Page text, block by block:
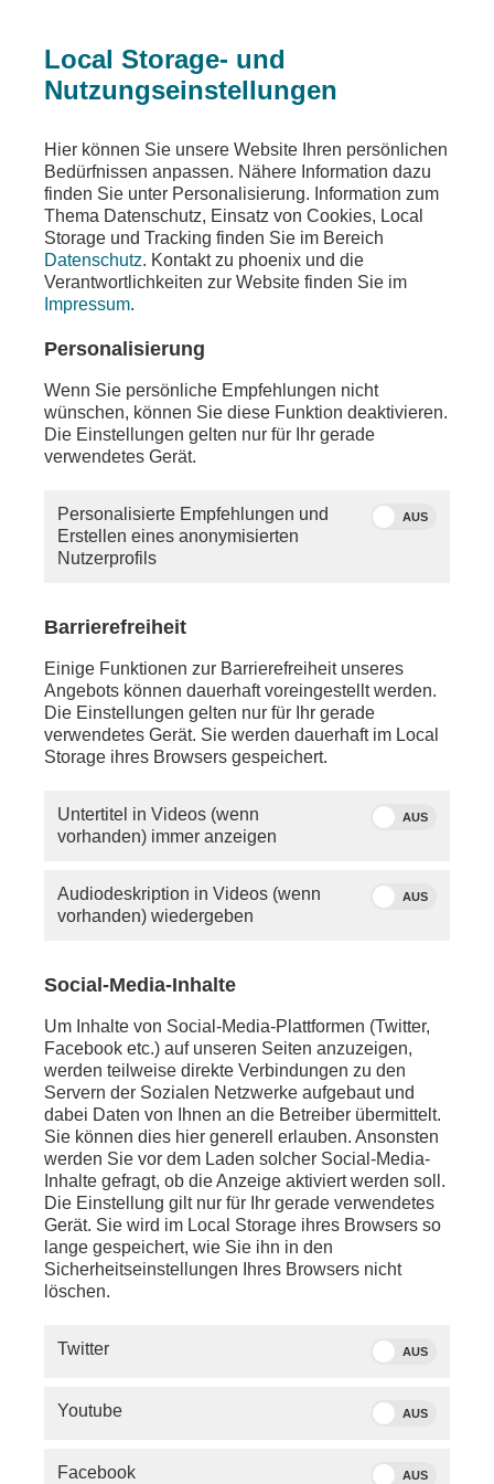
Ein Fehler ist aufgetreten
Die angeforderte Seite wurde nicht gefunden
Die von Ihnen gewünschten Inhalte sind unter der
aufgerufenen Adresse nicht oder auch nicht mehr
vorhanden. Möglicherweise haben Sie einen
veralteten Link oder ein altes Lesezeichen
Besuchen Sie unsereHomepage, um sich über
unser aktuelles Angebot zu informieren.
schreiben Sie uns eineE-Mail.
Sie vermissen einen Beitrag? Aufgrund der
PHOENIX.online viele Beiträge nicht mehr so lange
SERVICE
Local Storage- und
Nutzungseinstellungen
Hier können Sie unsere Website Ihren persönlichen
Bedürfnissen anpassen. Nähere Information dazu
finden Sie unter Personalisierung. Information zum
Thema Datenschutz, Einsatz von Cookies, Local
Storage und Tracking finden Sie im Bereich
Datenschutz. Kontakt zu phoenix und die
Verantwortlichkeiten zur Website finden Sie im
Impressum.
Personalisierung
Wenn Sie persönliche Empfehlungen nicht
wünschen, können Sie diese Funktion deaktivieren.
Die Einstellungen gelten nur für Ihr gerade
verwendetes Gerät.
Personalisierte Empfehlungen und
Erstellen eines anonymisierten
Nutzerprofils
AUS
Barrierefreiheit
Einige Funktionen zur Barrierefreiheit unseres
Angebots können dauerhaft voreingestellt werden.
Die Einstellungen gelten nur für Ihr gerade
verwendetes Gerät. Sie werden dauerhaft im Local
Storage ihres Browsers gespeichert.
Untertitel in Videos (wenn
vorhanden) immer anzeigen
AUS
Audiodeskription in Videos (wenn
vorhanden) wiedergeben
AUS
Social-Media-Inhalte
Um Inhalte von Social-Media-Plattformen (Twitter,
Facebook etc.) auf unseren Seiten anzuzeigen,
werden teilweise direkte Verbindungen zu den
Servern der Sozialen Netzwerke aufgebaut und
dabei Daten von Ihnen an die Betreiber übermittelt.
Sie können dies hier generell erlauben. Ansonsten
werden Sie vor dem Laden solcher Social-Media-
Inhalte gefragt, ob die Anzeige aktiviert werden soll.
Die Einstellung gilt nur für Ihr gerade verwendetes
Gerät. Sie wird im Local Storage ihres Browsers so
lange gespeichert, wie Sie ihn in den
Sicherheitseinstellungen Ihres Browsers nicht
löschen.
Twitter AUS
Youtube AUS
Facebook AUS